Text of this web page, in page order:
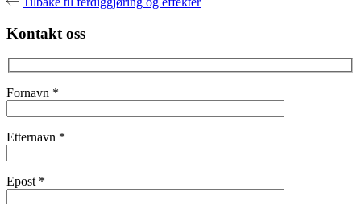
Kontakt oss
Fornavn *
Etternavn *
Epost *